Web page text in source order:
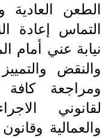
الطعن العادية
التماس إعادة
نيابة عني أمام
والنقض والتمييز
ومراجعة
لقانوني
والعمالية